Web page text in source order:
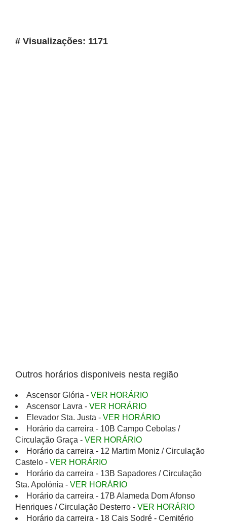
# Visualizações: 1171
Outros horários disponiveis nesta região
Ascensor Glória - VER HORÁRIO
Ascensor Lavra - VER HORÁRIO
Elevador Sta. Justa - VER HORÁRIO
Horário da carreira - 10B Campo Cebolas /
Circulação Graça - VER HORÁRIO
Horário da carreira - 12 Martim Moniz / Circulação
Castelo - VER HORÁRIO
Horário da carreira - 13B Sapadores / Circulação
Sta. Apolónia - VER HORÁRIO
Horário da carreira - 17B Alameda Dom Afonso
Henriques / Circulação Desterro - VER HORÁRIO
Horário da carreira - 18 Cais Sodré - Cemitério